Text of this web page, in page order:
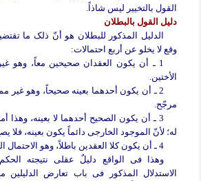
القول بالتخییر لیس شاذاً.
دلیل القول بالبطلان
الدلیل المذکور للبطلان هو أنّ ذلک ما
وقع لا یخلو عن أربع احتمالات:
1 ـ أن یکون العقدان صحیحین معاً، وهو
الأختین.
2 ـ أن یکون أحدهما بعینه صحیحاً، وهو غیر
مرجّح.
3 ـ أن یکون الصحیح أحدهما لا بعینه، وهذا
له؛ لأنّ الموجود الخارجی دائماً یکون بعینه، فلا
4 ـ أن یکون کلا العقدین باطلاً، وهو الاحتمال الصحیح.
وهذا فی الواقع دلیلٌ عقلی نتیجته
الاستدلال المذکور فی باب تعارض الدلیلین